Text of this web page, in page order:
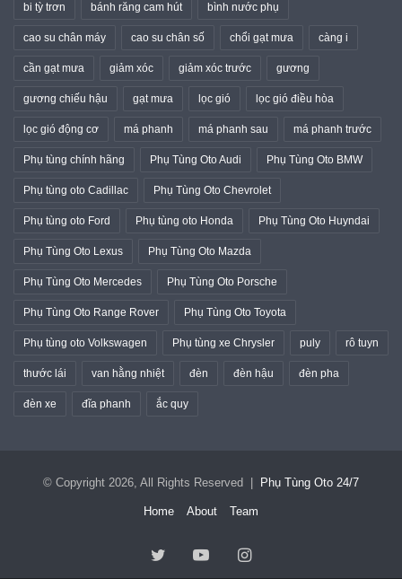
bi tỳ trơn bánh răng cam hút bình nước phụ
cao su chân máy cao su chân số chổi gạt mưa càng i
cần gạt mưa giảm xóc giảm xóc trước gương
gương chiếu hậu gạt mưa lọc gió lọc gió điều hòa
lọc gió động cơ má phanh má phanh sau má phanh trước
Phụ tùng chính hãng Phụ Tùng Oto Audi Phụ Tùng Oto BMW
Phụ tùng oto Cadillac Phụ Tùng Oto Chevrolet
Phụ tùng oto Ford Phụ tùng oto Honda Phụ Tùng Oto Huyndai
Phụ Tùng Oto Lexus Phụ Tùng Oto Mazda
Phụ Tùng Oto Mercedes Phụ Tùng Oto Porsche
Phụ Tùng Oto Range Rover Phụ Tùng Oto Toyota
Phụ tùng oto Volkswagen Phụ tùng xe Chrysler puly rô tuyn
thước lái van hằng nhiệt đèn đèn hậu đèn pha
đèn xe đĩa phanh ắc quy
© Copyright 2026, All Rights Reserved | Phụ Tùng Oto 24/7
Home About Team
TwitterYouTubeInstagram